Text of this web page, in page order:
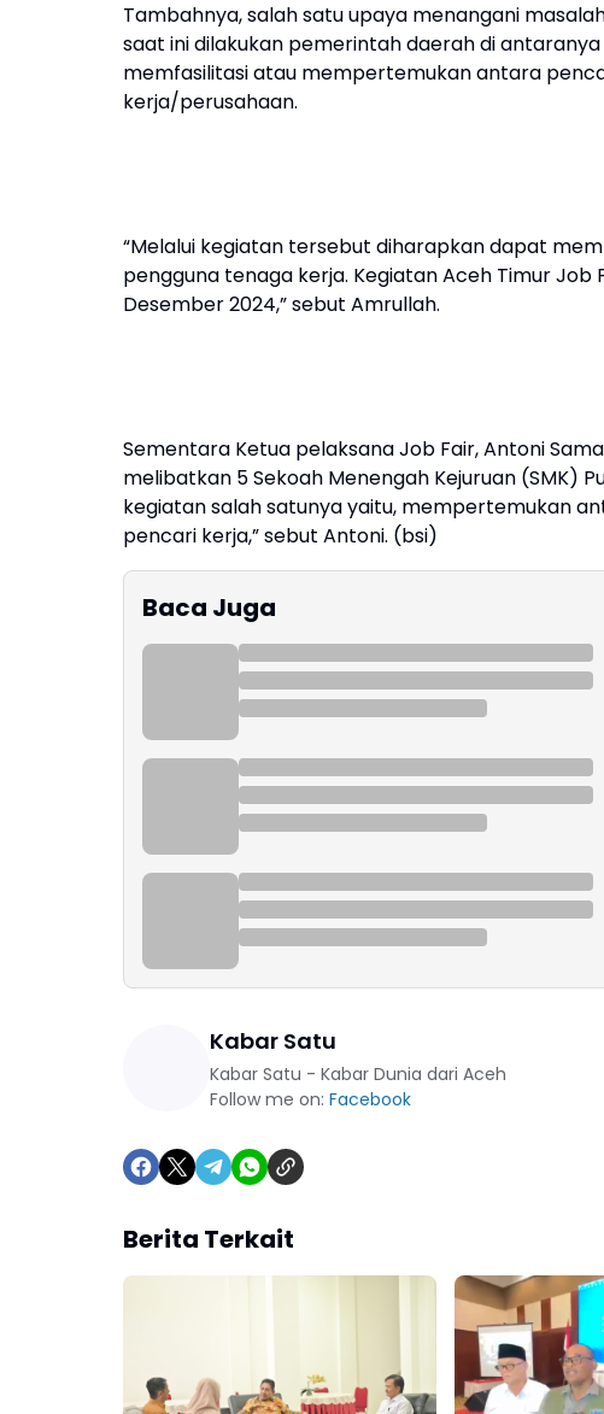
Tambahnya, salah satu upaya menangani
saat ini dilakukan pemerintah daerah di
memfasilitasi atau mempertemukan antara
kerja/perusahaan.
“Melalui kegiatan tersebut diharapkan dapat
pengguna tenaga kerja. Kegiatan Aceh Timur Job
Desember 2024,” sebut Amrullah.
Sementara Ketua pelaksana Job Fair, Antoni
melibatkan 5 Sekoah Menengah Kejuruan (SMK)
kegiatan salah satunya yaitu, mempertemukan
pencari kerja,” sebut Antoni. (bsi)
Baca Juga
Kabar Satu
Kabar Satu - Kabar Dunia dari Aceh
Follow me on: Facebook
Berita Terkait